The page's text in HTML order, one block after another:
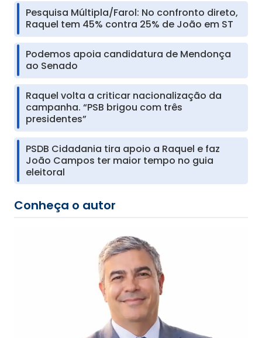
Pesquisa Múltipla/Farol: No confronto direto,
Raquel tem 45% contra 25% de João em ST
Podemos apoia candidatura de Mendonça
ao Senado
Raquel volta a criticar nacionalização da
campanha. “PSB brigou com três
presidentes”
PSDB Cidadania tira apoio a Raquel e faz
João Campos ter maior tempo no guia
eleitoral
Conheça o autor